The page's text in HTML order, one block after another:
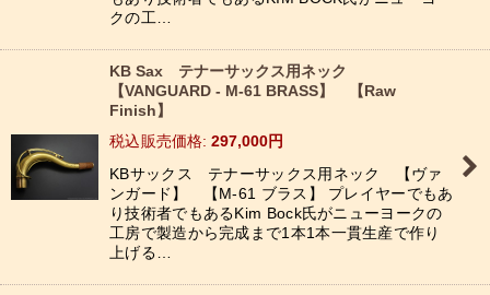
クの工…
KB Sax テナーサックス用ネック
【VANGUARD - M-61 BRASS】 【Raw
Finish】
税込
: 297,000円
KBサックス テナーサックス用ネック 【ヴァ
ンガード】 【M-61 ブラス】 プレイヤーでもあ
り技術者でもあるKim Bock氏がニューヨークの
工房で製造から完成まで1本1本一貫生産で作り
上げる…